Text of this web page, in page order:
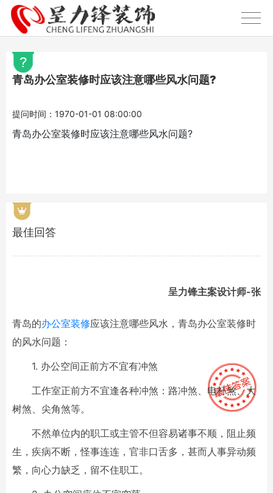
青岛办公室装修时应该注意哪些风水问题?
提问时间：1970-01-01 08:00:00
青岛办公室装修时应该注意哪些风水问题?
最佳回答
呈力锋主案设计师-张
青岛的办公室装修应该注意哪些风水，青岛办公室装修时
的风水问题：
1. 办公空间正前方不宜有冲煞
工作室正前方不宜逢各种冲煞：路冲煞、电杆煞、大
树煞、尖角煞等。
不然单位内的职工或主管不但容易诸事不顺，阻止频
生，疾病不断，怪事连连，官非口舌多，甚而人事异动频
繁，向心力缺乏，留不住职工。